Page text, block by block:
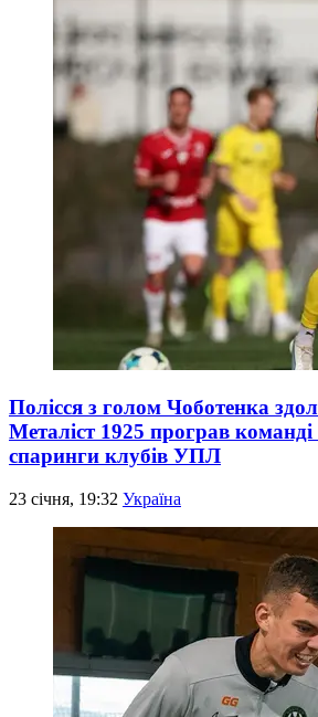
Полісся з голом Чоботенка
Металіст 1925 програв
спаринги клубів УПЛ
23 січня, 19:32 Україна